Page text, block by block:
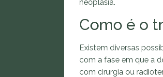
neoplasia.
Como é o
Existem diversas
com a fase em que a
com cirurgia ou